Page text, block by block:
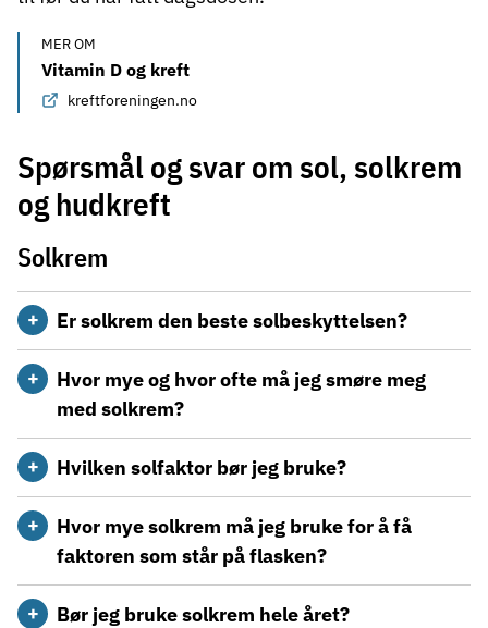
MER OM
Vitamin D og kreft
kreftforeningen.no
Spørsmål og svar om sol, solkrem
og hudkreft
Solkrem
Er solkrem den beste solbeskyttelsen?
Hvor mye og hvor ofte må jeg smøre meg
med solkrem?
Hvilken solfaktor bør jeg bruke?
Hvor mye solkrem må jeg bruke for å få
faktoren som står på flasken?
Bør jeg bruke solkrem hele året?